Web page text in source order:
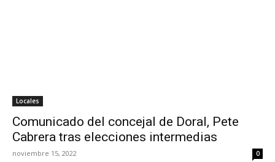
Locales
Comunicado del concejal de Doral, Pete
Cabrera tras elecciones intermedias
noviembre 15, 2022 0